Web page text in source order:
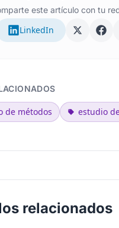
este artículo con tu
LinkedIn
de métodos estudio
relacionados